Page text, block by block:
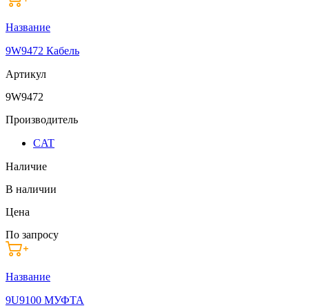
Название
9W9472 Кабель
Артикул
9W9472
Производитель
CAT
Наличие
В наличии
Цена
По запросу
Название
9U9100 МУФТА